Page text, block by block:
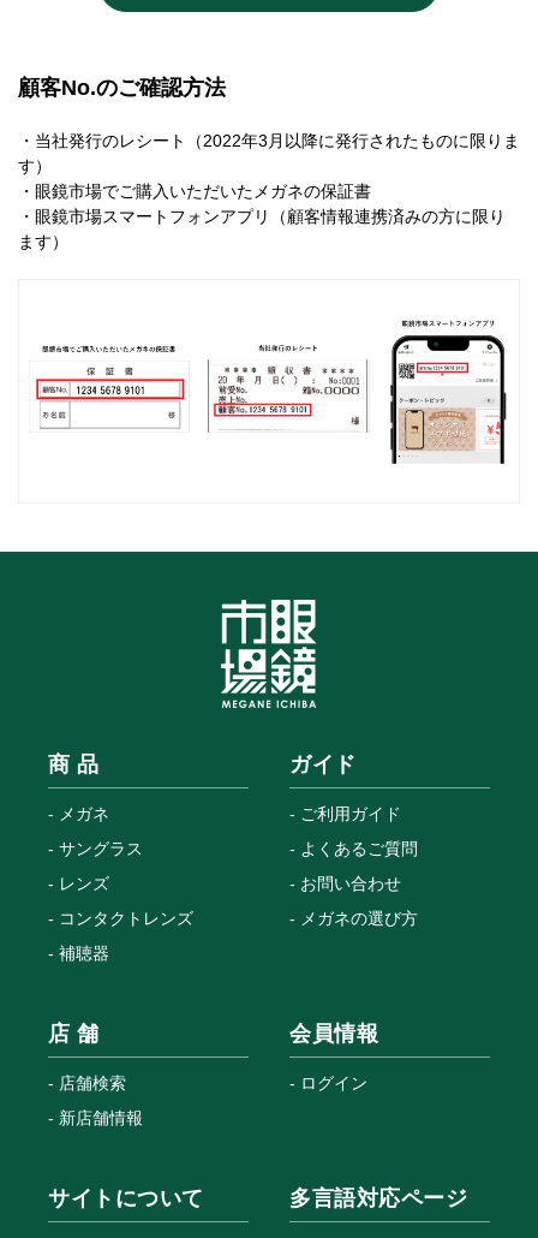
顧客No.のご確認方法
・当社発行のレシート（2022年3月以降に発行されたものに限りま
す）
・眼鏡市場でご購入いただいたメガネの保証書
・眼鏡市場スマートフォンアプリ（顧客情報連携済みの方に限り
ます）
商 品
メガネ
サングラス
レンズ
コンタクトレンズ
補聴器
ガイド
ご利用ガイド
よくあるご質問
お問い合わせ
メガネの選び方
店 舗
店舗検索
新店舗情報
会員情報
ログイン
サイトについて 多言語対応ページ